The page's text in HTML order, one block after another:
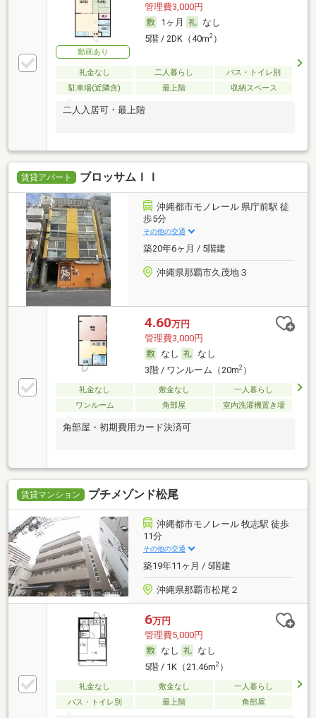
動画あり
管理費3,000円
1ヶ月
なし
5階 / 2DK（40m2）
礼金なし 二人暮らし
バス・トイレ別
駐車場(近隣含)
最上階 収納スペース
二人入居可・最上階
賃貸アパート ブロッサムＩＩ
沖縄都市モノレール 県庁前駅 徒
歩5分
その他の交通
築20年6ヶ月 / 5階建
沖縄県那覇市久茂地３
4.60万円
管理費3,000円
なし
なし
3階 / ワンルーム（20m2）
礼金なし 敷金なし
一人暮らし
ワンルーム
角部屋 室内洗濯機置き場
角部屋・初期費用カード決済可
賃貸マンション プチメゾンド松尾
沖縄都市モノレール 牧志駅 徒歩
11分
その他の交通
築19年11ヶ月 / 5階建
沖縄県那覇市松尾２
6万円
管理費5,000円
なし
なし
5階 / 1K（21.46m2）
礼金なし 敷金なし
一人暮らし
バス・トイレ別
最上階 角部屋